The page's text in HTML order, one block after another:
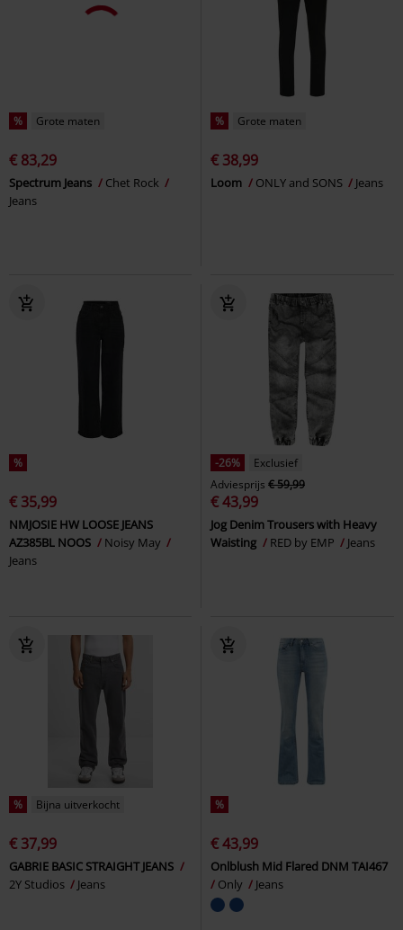
% Grote maten
€ 83,29
Spectrum Jeans
Chet Rock
Jeans
% Grote maten
€ 38,99
Loom ONLY and SONS Jeans
%
€ 35,99
NMJOSIE HW LOOSE JEANS
AZ385BL NOOS
Noisy May
Jeans
-26%
Exclusief
Adviesprijs € 59,99
€ 43,99
Jog Denim Trousers with Heavy
Waisting
RED by EMP Jeans
% Bijna uitverkocht
€ 37,99
GABRIE BASIC STRAIGHT JEANS
2Y Studios
Jeans
%
€ 43,99
Onlblush Mid Flared DNM TAI467
Only
Jeans